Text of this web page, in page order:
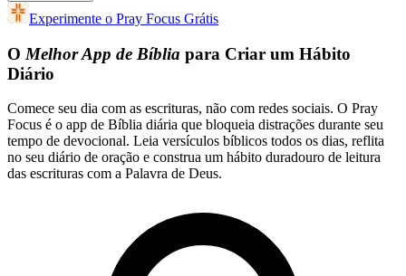
Experimente o Pray Focus Grátis
O Melhor App de Bíblia para Criar um Hábito
Diário
Comece seu dia com as escrituras, não com redes sociais. O Pray
Focus é o app de Bíblia diária que bloqueia distrações durante seu
tempo de devocional. Leia versículos bíblicos todos os dias, reflita
no seu diário de oração e construa um hábito duradouro de leitura
das escrituras com a Palavra de Deus.